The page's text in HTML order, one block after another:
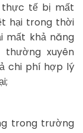
thực tế bị mất
hại trong thời
mất khả năng
xuyên
chi phí hợp lý
trong trường